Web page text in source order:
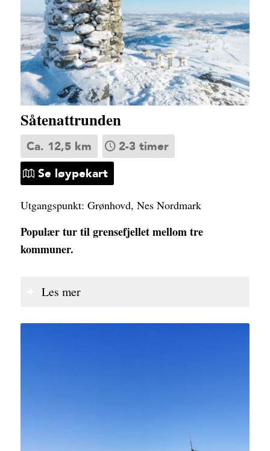
Såtenattrunden
Ca. 12,5 km
2-3 timer
Se løypekart
Utgangspunkt: Grønhovd, Nes Nordmark
Populær tur til grensefjellet mellom tre
kommuner.
Les mer